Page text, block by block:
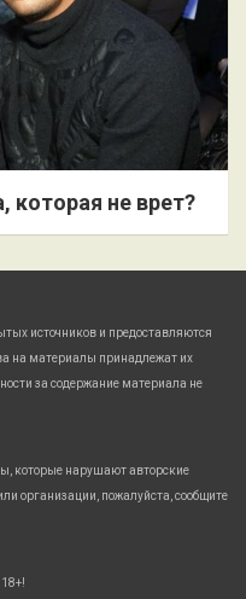
которая не врет?
источников и предоставляются
на материалы принадлежат их
за содержание материала не
которые нарушают авторские
организации, пожалуйста, сообщите